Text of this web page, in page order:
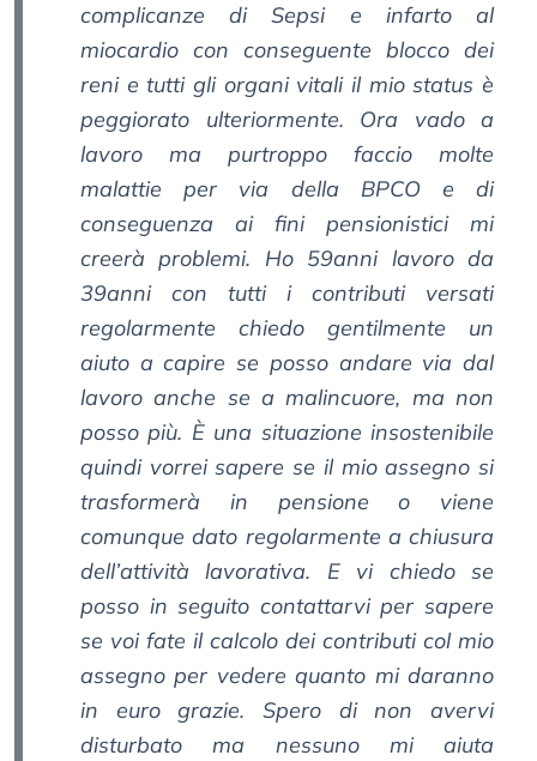
complicanze di Sepsi e infarto al
miocardio con conseguente blocco dei
reni e tutti gli organi vitali il mio status è
peggiorato ulteriormente. Ora vado a
lavoro ma purtroppo faccio molte
malattie per via della BPCO e di
conseguenza ai fini pensionistici mi
creerà problemi. Ho 59anni lavoro da
39anni con tutti i contributi versati
regolarmente chiedo gentilmente un
aiuto a capire se posso andare via dal
lavoro anche se a malincuore, ma non
posso più. È una situazione insostenibile
quindi vorrei sapere se il mio assegno si
trasformerà in pensione o viene
comunque dato regolarmente a chiusura
dell’attività lavorativa. E vi chiedo se
posso in seguito contattarvi per sapere
se voi fate il calcolo dei contributi col mio
assegno per vedere quanto mi daranno
in euro grazie. Spero di non avervi
disturbato ma nessuno mi aiuta